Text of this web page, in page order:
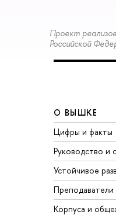
Проект
Российской
О ВЫШКЕ
Цифры и факты
Руководство и
Устойчивое
Корпуса и